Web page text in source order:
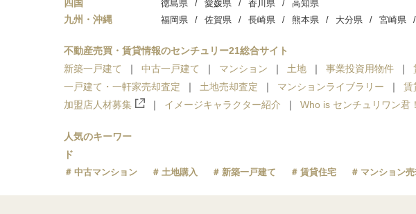
四国 徳島県 愛媛県 香川県 高知県
九州・沖縄 福岡県 佐賀県 長崎県 熊本県 大分県 宮崎県
不動産売買・賃貸情報のセンチュリー21総合サイト
新築一戸建て
中古一戸建て マンション 土地 事業投資用物件
一戸建て・一軒家売却査定
土地売却査定 マンションライブラリー 賃
加盟店人材募集
イメージキャラクター紹介 Who is センチュリワン君
人気のキーワー
ド
中古マンション 土地購入 新築一戸建て 賃貸住宅 マンション